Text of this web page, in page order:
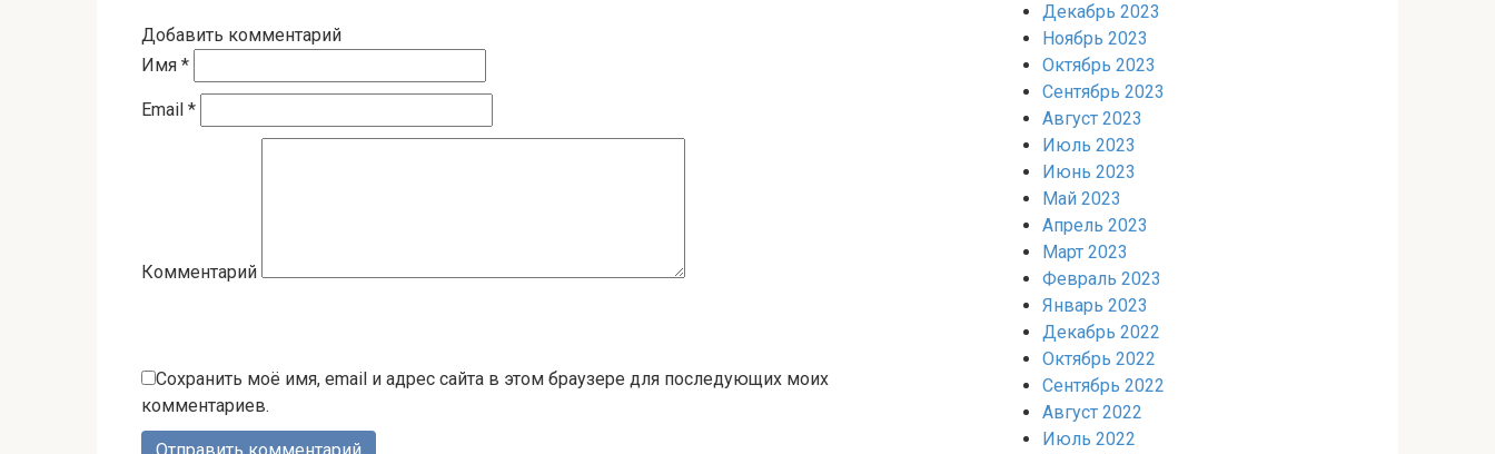
Добавить комментарий
Имя *
Email *
Комментарий
Сохранить моё имя, email и адрес сайта в этом браузере для последующих моих
комментариев.
Декабрь 2023
Ноябрь 2023
Октябрь 2023
Сентябрь 2023
Август 2023
Июль 2023
Июнь 2023
Май 2023
Апрель 2023
Март 2023
Февраль 2023
Январь 2023
Декабрь 2022
Октябрь 2022
Сентябрь 2022
Август 2022
Июль 2022